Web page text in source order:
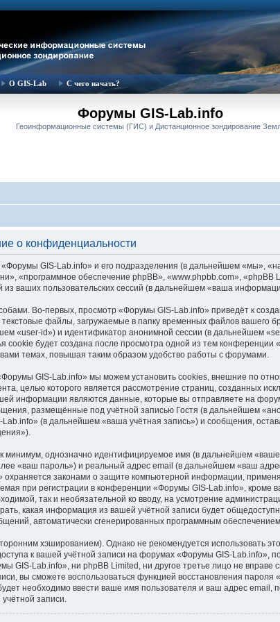
О GIS-Lab С чего начать?
Форумы GIS-Lab.info
Геоинформационные системы (ГИС) и Дистанционное зондирование
о конфиденциальности
«Форумы GIS-Lab.info» и его подразделения (в дальнейшем «мы»,
«программное обеспечение phpBB», «www.phpbb.com», «phpBB
ваших пользовательских сессий (в дальнейшем «ваша
Во-первых, просмотр «Форумы GIS-Lab.info» приведёт к
файлы, загружаемые в папку временных файлов вашего
«user-id») и идентификатор анонимной сессии (в дальнейшем
cookie будет создана после просмотра одной из тем конференции
темах, повышая таким образом удобство работы с форумами.
GIS-Lab.info» мы можем установить cookies, внешние по
целью которого является рассмотрение страниц, созданных
информации являются данные, которые вы отправляете на
размещённые под учётной записью Гостя (в дальнейшем
(в дальнейшем «ваша учётная запись») и сообщения,
минимум, однозначно идентифицируемое имя (в дальнейшем
«ваш пароль») и реальный адрес email (в дальнейшем «ваш
законами о защите компьютерной информации,
при регистрации в конференции «Форумы GIS-Lab.info», кроме
так и необязательной ко вводу, на усмотрение
какая информация из вашей учётной записи будет
автоматически сгенерированных программным
хэшированием). Однако не рекомендуется использовать
к вашей учётной записи на форумах «Форумы GIS-Lab.info»,
GIS-Lab.info», ни phpBB Limited, ни другое третье лицо не
вы сможете воспользоваться функцией восстановления
необходимо ввести ваше имя пользователя и ваш адрес email,
записи.